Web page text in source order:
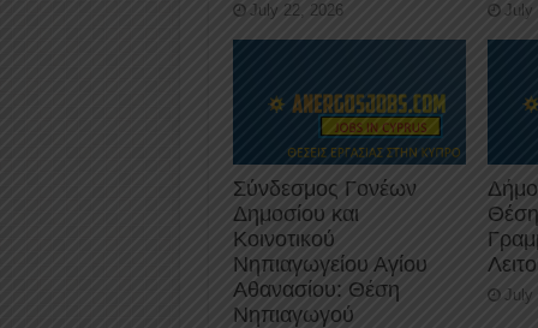
July 22, 2026 July
Σύνδεσμος Γονέων
Δημοσίου και
Κοινοτικού
Νηπιαγωγείου Αγίου
Αθανασίου: Θέση
Νηπιαγωγού
July